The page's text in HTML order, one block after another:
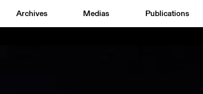
Archives Medias Publications